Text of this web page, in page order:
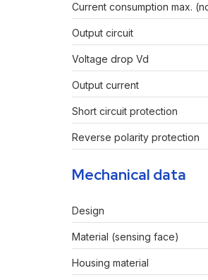
Current consumption max.
Output circuit
Voltage drop Vd
Output current
Short circuit protection
Reverse polarity protection
Mechanical data
Design
Material (sensing face)
Housing material